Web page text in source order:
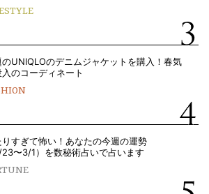
のUNIQLOのデニムジャケットを購入！春気
のコーディネート
りすぎて怖い！あなたの今週の運勢
23〜3/1）を数秘術占いで占います